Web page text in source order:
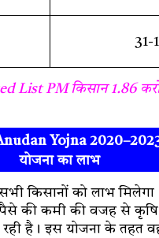
31-
List PM किसान 1.86
Yojna 2020–2023
योजना का लाभ
किसानों को लाभ
पैसे की कमी की वजह से कृषि
रही है। इस योजना के तहत